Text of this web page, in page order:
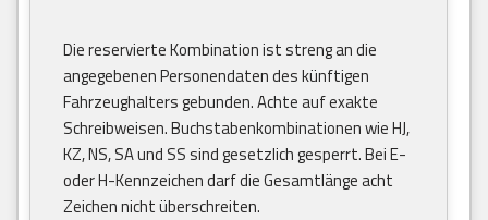
Die reservierte Kombination ist streng an die
angegebenen Personendaten des künftigen
Fahrzeughalters gebunden. Achte auf exakte
Schreibweisen. Buchstabenkombinationen wie HJ,
KZ, NS, SA und SS sind gesetzlich gesperrt. Bei E-
oder H-Kennzeichen darf die Gesamtlänge acht
Zeichen nicht überschreiten.